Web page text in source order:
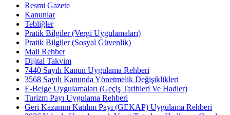
Resmi Gazete
Kanunlar
Tebliğler
Pratik Bilgiler (Vergi Uygulamaları)
Pratik Bilgiler (Sosyal Güvenlik)
Mali Rehber
Dijital Takvim
7440 Sayılı Kanun Uygulama Rehberi
3568 Sayılı Kanunda Yönetmelik Değişiklikleri
E-Belge Uygulamaları (Geçiş Tarihleri Ve Hadler)
Turizm Payı Uygulama Rehberi
Geri Kazanım Katılım Payı (GEKAP) Uygulama Rehberi